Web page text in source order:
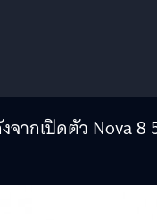
ากเปิดตัว Nova 8